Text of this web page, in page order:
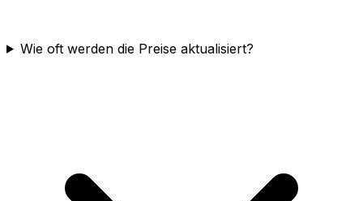
Wie oft werden die Preise aktualisiert?